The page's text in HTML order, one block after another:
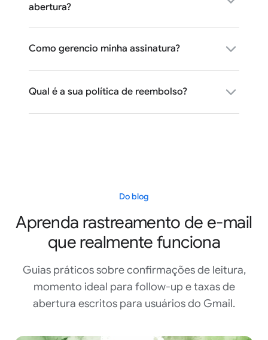
abertura?
Como gerencio minha assinatura?
Qual é a sua política de reembolso?
Do blog
Aprenda rastreamento de e-mail
que realmente funciona
Guias práticos sobre confirmações de leitura,
momento ideal para follow-up e taxas de
abertura escritos para usuários do Gmail.